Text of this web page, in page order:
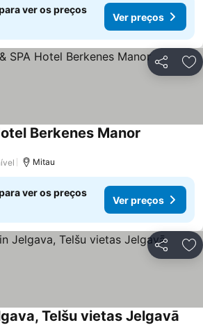
ver os preços
Ver preços
Partilhar
Berkenes Manor
Mitau
ver os preços
Ver preços
Partilhar
Telšu vietas Jelgavā